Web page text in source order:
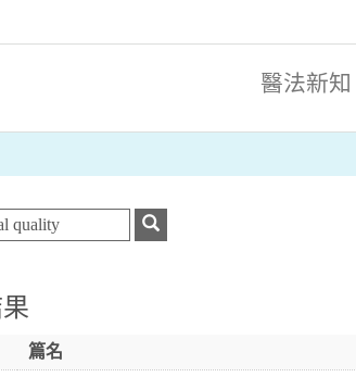
醫法新知
篇名